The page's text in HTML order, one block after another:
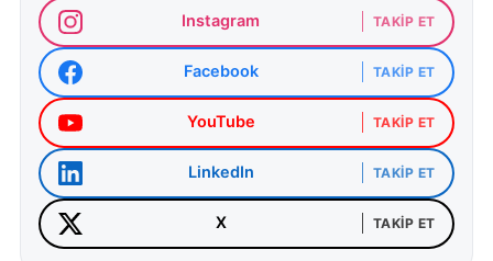
Instagram TAKIP ET
Facebook TAKIP ET
YouTube TAKIP ET
LinkedIn TAKIP ET
X TAKIP ET